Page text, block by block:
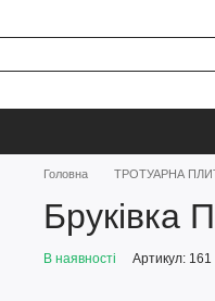
Головна ТРОТУАРНА
Бруківка
В наявності Артикул: 161